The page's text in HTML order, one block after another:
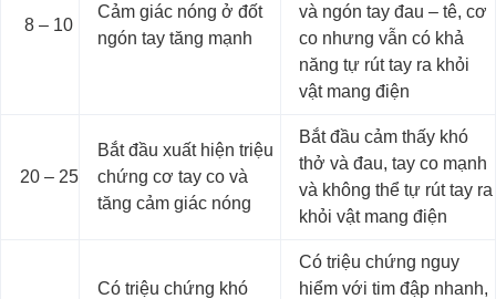
8 – 10
Cảm giác nóng ở đốt
ngón tay tăng mạnh
và ngón tay đau – tê, cơ
co nhưng vẫn có khả
năng tự rút tay ra khỏi
vật mang điện
20 – 25
Bắt đầu xuất hiện triệu
chứng cơ tay co và
tăng cảm giác nóng
Bắt đầu cảm thấy khó
thở và đau, tay co mạnh
và không thể tự rút tay ra
khỏi vật mang điện
Có triệu chứng khó
Có triệu chứng nguy
hiểm với tim đập nhanh,